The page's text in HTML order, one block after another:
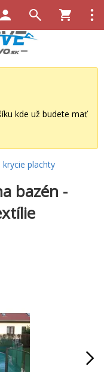
kde už budete mať
krycie plachty
bazén -